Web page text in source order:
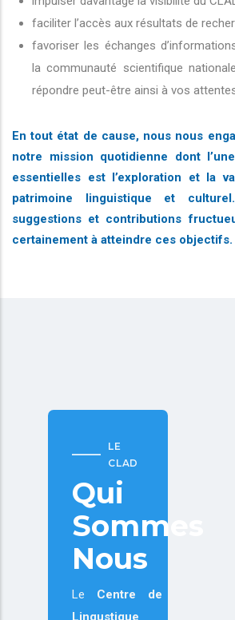
faciliter l’accès aux résultats de
favoriser les échanges
la communauté scientifique
répondre peut-être ainsi à vos
En tout état de cause, nous nous
notre mission quotidienne dont
essentielles est l’exploration et la
patrimoine linguistique et
suggestions et contributions
certainement à atteindre ces objectifs.
LE
CLAD
Qui
Sommes
Nous
Le Centre de
Lingustique